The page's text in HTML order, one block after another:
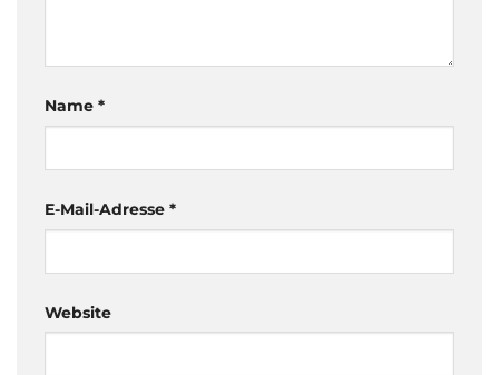
Name *
E-Mail-Adresse *
Website